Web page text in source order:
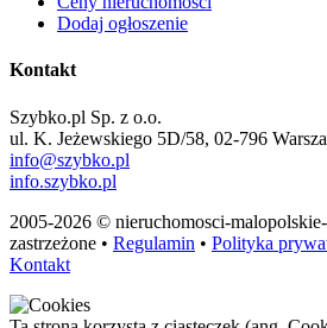
Dodaj ogłoszenie
Kontakt
Szybko.pl Sp. z o.o.
ul. K. Jeżewskiego 5D/58, 02-796
info@szybko.pl
info.szybko.pl
2005-2026 © nieruchomosci-
zastrzeżone • Regulamin • Polityka
Kontakt